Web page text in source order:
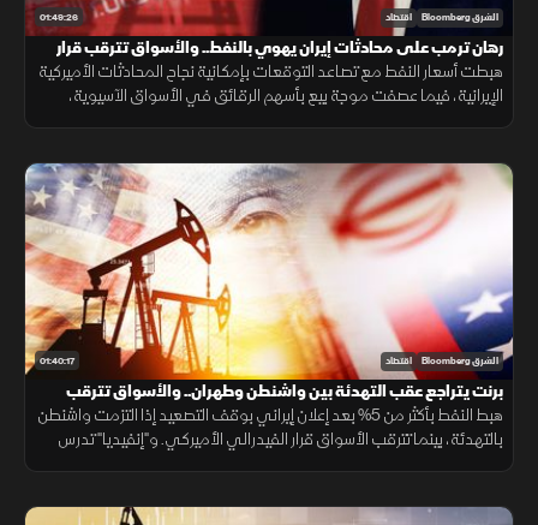
01:49:26 الشرق Bloomberg اقتصاد
رهان ترمب على محادثات إيران يهوي بالنفط.. والأسواق تترقب قرار
الفائدة الأميركية
هبطت أسعار النفط مع تصاعد التوقعات بإمكانية نجاح المحادثات الأميركية
الإيرانية، فيما عصفت موجة بيع بأسهم الرقائق في الأسواق الآسيوية،
01:40:17 الشرق Bloomberg اقتصاد
برنت يتراجع عقب التهدئة بين واشنطن وطهران.. والأسواق تترقب
الفائدة الأميركية هبط النفط بأكثر من 5% بعد إعلان إيراني بوقف التصعيد إذا التزمت واشنطن
بالتهدئة، بينما تترقب الأسواق قرار الفيدرالي الأميركي. و"إنفيديا" تدرس